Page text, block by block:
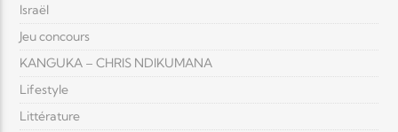
Israël
Jeu concours
KANGUKA – CHRIS NDIKUMANA
Lifestyle
Littérature